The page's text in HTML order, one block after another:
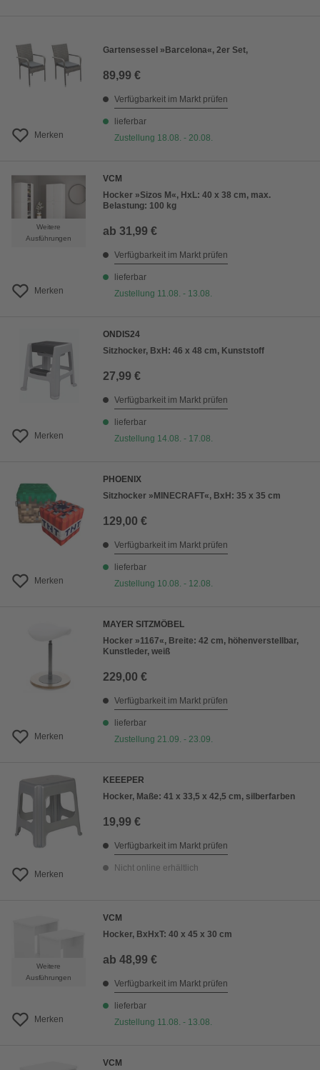
Merken
Gartensessel »Barcelona«, 2er Set,
89,99 €
Verfügbarkeit im Markt prüfen
lieferbar
Zustellung 18.08. - 20.08.
Weitere
Ausführungen
Merken
VCM
Hocker »Sizos M«, HxL: 40 x 38 cm, max.
Belastung: 100 kg
ab 31,99 €
Verfügbarkeit im Markt prüfen
lieferbar
Zustellung 11.08. - 13.08.
Merken
ONDIS24
Sitzhocker, BxH: 46 x 48 cm, Kunststoff
27,99 €
Verfügbarkeit im Markt prüfen
lieferbar
Zustellung 14.08. - 17.08.
Merken
PHOENIX
Sitzhocker »MINECRAFT«, BxH: 35 x 35 cm
129,00 €
Verfügbarkeit im Markt prüfen
lieferbar
Zustellung 10.08. - 12.08.
Merken
MAYER SITZMÖBEL
Hocker »1167«, Breite: 42 cm, höhenverstellbar,
Kunstleder, weiß
229,00 €
Verfügbarkeit im Markt prüfen
lieferbar
Zustellung 21.09. - 23.09.
Merken
KEEEPER
Hocker, Maße: 41 x 33,5 x 42,5 cm, silberfarben
19,99 €
Verfügbarkeit im Markt prüfen
Nicht online erhältlich
Weitere
Ausführungen
Merken
VCM
Hocker, BxHxT: 40 x 45 x 30 cm
ab 48,99 €
Verfügbarkeit im Markt prüfen
lieferbar
Zustellung 11.08. - 13.08.
VCM